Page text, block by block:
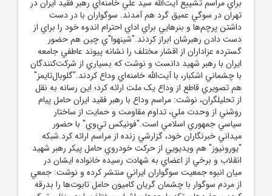
براي مراسم تشييع آيت‌الله سيد علي خامنه‌اي رهبر فقيد ايران در
تهران در سوگي عميق گرد هم آمدند. سوگواران با در دست
داشتن پرچم‌ها و بنرهايي براي اداي احترام اندوه خود را براي از
دست دادن رهبرشان ابراز کردند."شينهوا"ي چين هم حضور
گسترده عزاداران از اقشار مختلف را نشانه پيوند عاطفي جامعه
ايران با رهبر شهيد دانست و نوشت که بسياري از شرکت‌کنندگان
با چشماني اشکبار، با آيت‌الله خامنه‌اي وداع کردند."گلوبال‌تايمز"
هم تصويري قاطع از وداع يک ملت ارائه کرد؛ اين رسانه به نقل
از تحليلگران، نوشت: مراسم وداع با رهبر فقيد ايران حامل پيام
روشني از وحدت ملي، تداوم مقاومت و حمايت از ساختار
سياسي جمهوري اسلامي است."فونيکس تي‌وي" با حضور
ميداني خبرنگاران خود، گزارشي زنده از مراسم ارائه کرد.شبکه
"يورونيوز" هم ويديويي از حرکت خودروي حامل پيکر رهبر شهيد
انقلاب و برخي از اعضاي به شهادت رسيده خانواده ايشان در
ميان انبوه جمعيت سوگواران ايراني منتشر کرده و نوشت: جمعي
از مردم سوگوار با چشمان گريان کاميون حامل تابوت‌ها را بدرقه